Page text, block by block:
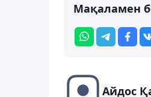
Мақаламен
Айдос